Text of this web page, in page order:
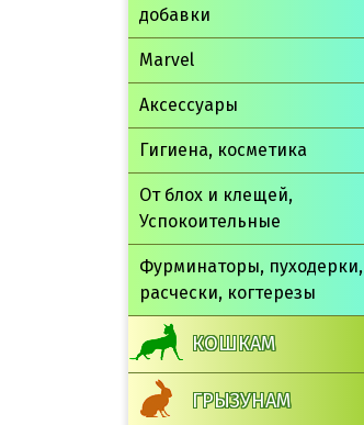
добавки
Marvel
Аксессуары
Гигиена, косметика
От блох и клещей,
Успокоительные
Фурминаторы, пуходерки,
расчески, когтерезы
КОШКАМ
ГРЫЗУНАМ